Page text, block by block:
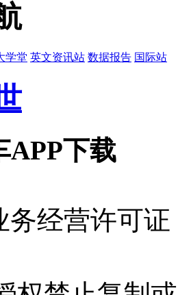
学堂 英文资讯站 数据报告 国际站
APP下载
务经营许可